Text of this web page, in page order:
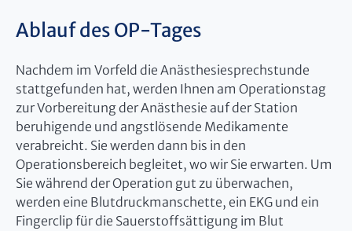
Ablauf des OP-Tages
Nachdem im Vorfeld die Anästhesiesprechstunde
stattgefunden hat, werden Ihnen am Operationstag
zur Vorbereitung der Anästhesie auf der Station
beruhigende und angstlösende Medikamente
verabreicht. Sie werden dann bis in den
Operationsbereich begleitet, wo wir Sie erwarten. Um
Sie während der Operation gut zu überwachen,
werden eine Blutdruckmanschette, ein EKG und ein
Fingerclip für die Sauerstoffsättigung im Blut